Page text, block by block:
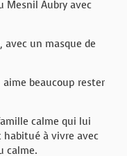
Mesnil Aubry avec
avec un masque de
beaucoup rester
calme qui lui
à vivre avec
calme.